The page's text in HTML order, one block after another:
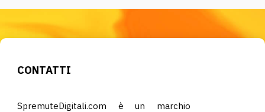
CONTATTI
SpremuteDigitali.com è un marchio